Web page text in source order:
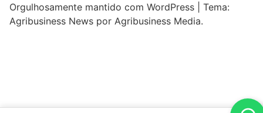
Orgulhosamente mantido com WordPress
Tema:
Agribusiness News por Agribusiness Media.